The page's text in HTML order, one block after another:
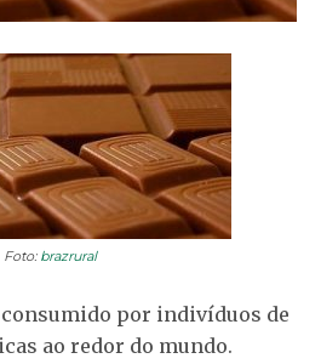
Foto: brazrural
por indivíduos de
ao redor do mundo.